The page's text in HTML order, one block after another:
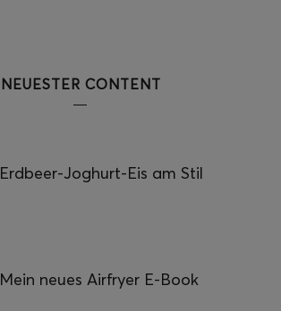
NEUESTER CONTENT
Erdbeer-Joghurt-Eis am Stil
Mein neues Airfryer E-Book